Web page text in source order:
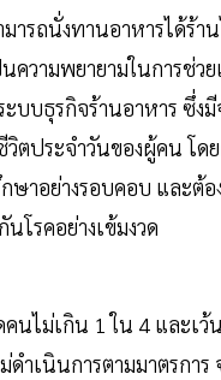
ารถนั่งทานอาหารได้ร้า
ความพยายามในการช่ว
บบธุรกิจร้านอาหาร ซึ่ง
ตประจำวันของผู้คน โด
าอย่างรอบคอบ และต้อ
โรคอย่างเข้มงวด
นไม่เกิน 1 ใน 4 และเว้
ดำเนินการตามมาตรกา